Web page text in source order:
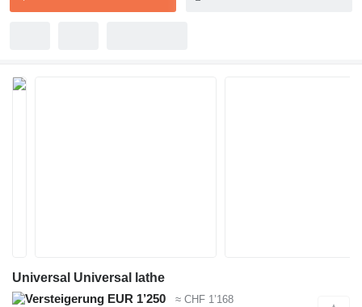
Universal Universal lathe
EUR 1’250
≈ CHF 1’168